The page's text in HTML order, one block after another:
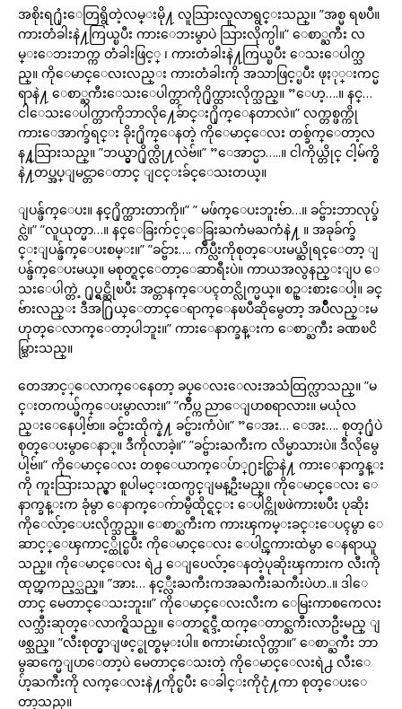
အစိုးရ႐ုံးေတြရွိတဲ့လမ္းမို႔ လူသြားလူလာရွင္းသည္။ ”အစ္မ ရၿပီ။
ကားတံခါးနဲ႔ကြယ္ၿပီး ကားေဘးမွာပဲ သြားလိုက္ပါ။” ေစာ္ႀကီး လ
မ္းေဘးဘက္က တံခါးဖြင့္ ၊ ကားတံခါးနဲ႔ကြယ္ၿပီး ေသးေပါက္သ
ည္။ ကိုေမာင္ေလးလည္း ကားတံခါးကို အသာဖြင့္ၿပီး ဖုႏု္းကင္မ
ရာနဲ႔ ေစာ္ႀကီးေသးေပါက္တာကို႐ိုက္ထားလိုက္သည္။ ”ေဟ့….။ နင္…
ငါေသးေပါက္တာကိုဘာလို႔ေခ်ာင္း႐ိုက္ေနတာလဲ။” လက္တစ္ဖက္ကို
ကားေအာက္ခ်ရင္း ခိုး႐ိုက္ေနတဲ့ ကိုေမာင္ေလး တစ္ခ်က္ေတာ့လ
န႔္သြားသည္။ ”ဘယ္မွာ႐ိုက္လို႔လဲဗ်။” ”ေအာင္မာ…..။ ငါကိုယ္တိုင္ ငါ့မ်က္စိ
နဲ႔တပ္အပ္ျမင္တာေတာင္ ျငင္းခ်င္ေသးတယ္။
ျပန္ဖ်က္ေပး။ နင္႐ိုက္ထားတာကို။” ” မဖ်က္ေပးဘူးဗ်ာ…။ ခင္ဗ်ားဘာလုပ္ခ်
င္လဲ။” ”လူယုတ္မာ…။ နင္ေခြးက်င့္ေခြးႀကံမႀကံနဲ႔ ။ အခုခ်က္ခ်
င္းျပန္ဖ်က္ေပးစမ္း။” ”ခင္ဗ်ား…. က်ဳပ္လီးကိုစုတ္ေပးမယ္ဆိုရင္ေတာ့ ျ
ပန္ဖ်က္ေပးမယ္။ မစုတ္ရင္ေတာ့ေဆာရီးပဲ။ ကာယအလွနည္းျပ ေ
သးေပါက္တဲ့ ႐ုပ္ရွင္ဆိုၿပီး အင္တာနက္ေပၚတင္လိုက္မယ္။ စဥ္းစားေပါ့။ ခင္
ဗ်ားလည္း ဒီအ႐ြယ္ေတာင္ေရာက္ေနၿပီဆိုမွေတာ့ အပ်ိဳလည္းမ
ဟုတ္ေလာက္ေတာ့ပါဘူး။” ကားေနာက္ခန္းက ေစာ္ႀကီး ခဏၿငိ
မ္သြားသည္။
တေအာင့္ေလာက္ေနေတာ့ ခပ္ေလးေလးအသံထြက္လာသည္။ ”မ
င္းတကယ္ဖ်က္ေပးမွာလား။” ”က်ဳပ္က ညာေျပာစရာလား။ မယုံလ
ည္းေနေပါ့ဗ်ာ။ ခင္ဗ်ားထိုက္နဲ႔ ခင္ဗ်ားကံပဲ။” ”ေအး… ေအး…. စုတ္႐ုံပဲ
စုတ္ေပးမွာေနာ္။ ဒီကိုလာခဲ့။” ”ခင္ဗ်ားႀကီးက လိမ္မာသားပဲ။ ဒီလိုမွေ
ပါ့ဗ်။” ကိုေမာင္ေလး တစ္ေယာက္ေပ်ာ္႐ႊင္စြာနဲ႔ ကားေနာက္ခန္း
ကို ကူးသြားသည္မွာ စူပါမင္းထက္ပင္ျမန္ဦးမည္။ ကိုေမာင္ေလး ေ
နာက္ခန္းက ခုံမွာ ေနာက္ေက်ာမွီထိုင္ရင္း ေပါင္ကိုၿဖဲကားၿပီး ပုဆိုး
ကိုေလ်ာ့ေပးလိုက္သည္။ ေစာ္ႀကီးက ကားၾကမ္းခင္းေပၚမွာ ေ
ဆာင့္ေၾကာင့္ထိုင္ၿပီး ကိုေမာင္ေလး ေပါင္ၾကားထဲမွာ ေနရာယူ
သည္။ ကိုေမာင္ေလး ရဲ႕ ေျပေလ်ာ့ေနတဲ့ပုဆိုးၾကားက လီးကို
ထုတ္ၾကည့္သည္။ ”အား… နင့္လီးႀကီးကအႀကီးႀကီးပဲဟ..။ ဒါေ
တာင္ မေတာင္ေသးဘူး။” ကိုေမာင္ေလးလီးက ေမြးကာစကေလး
လက္သီးဆုတ္ေလာက္ရွိသည္။ ေတာင္ရင္ဒီ့ထက္ေတာင္ႀကီးလာဦးမည္ ျ
ဖစ္သည္။ ”လီးစုတ္မွာျဖင့္စုတ္စမ္းပါ။ စကားမ်ားလိုက္တာ။” ေစာ္ႀကီး ဘာ
မွဆက္မေျပာေတာ့ပဲ မေတာင္ေသးတဲ့ ကိုေမာင္ေလးရဲ႕ လီးေ
ပ်ာ့ႀကီးကို လက္ေလးနဲ႔ကိုင္ၿပီး ေခါင္းကိုငုံ႔ကာ စုတ္ေပးေ
တာ့သည္။